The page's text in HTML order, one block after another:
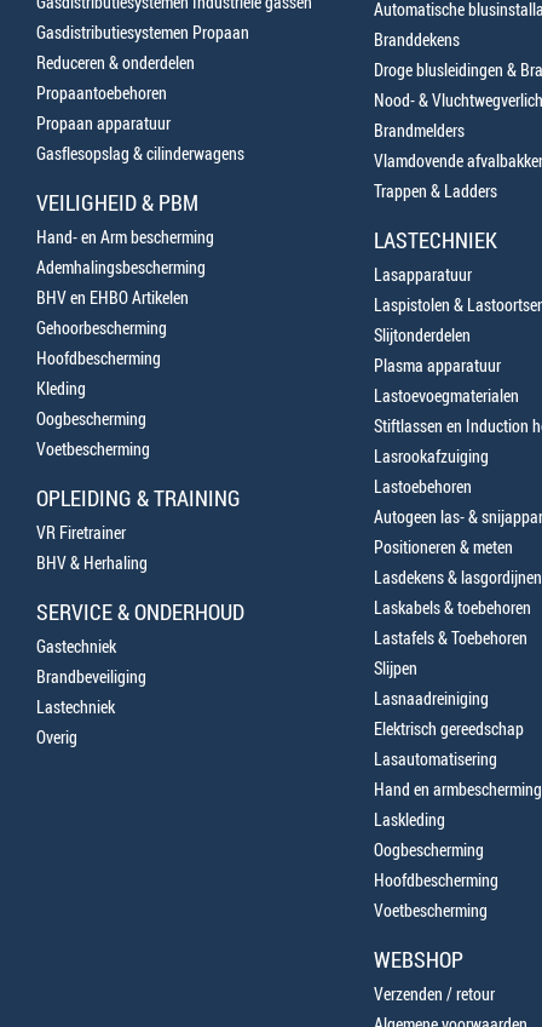
Gasdistributiesystemen Propaan
Reduceren & onderdelen
Propaantoebehoren
Propaan apparatuur
Gasflesopslag & cilinderwagens
VEILIGHEID & PBM
Hand- en Arm bescherming
Ademhalingsbescherming
BHV en EHBO Artikelen
Gehoorbescherming
Hoofdbescherming
Kleding
Oogbescherming
Voetbescherming
OPLEIDING & TRAINING
VR Firetrainer
BHV & Herhaling
SERVICE & ONDERHOUD
Gastechniek
Brandbeveiliging
Lastechniek
Overig
Automatische
Branddekens
Droge blusleidingen &
Nood- &
Brandmelders
Vlamdovende
Trappen & Ladders
LASTECHNIEK
Lasapparatuur
Laspistolen &
Slijtonderdelen
Plasma apparatuur
Lastoevoegmaterialen
Stiftlassen en Induction
Lasrookafzuiging
Lastoebehoren
Autogeen las- &
Positioneren & meten
Lasdekens & lasgordijnen
Laskabels & toebehoren
Lastafels & Toebehoren
Slijpen
Lasnaadreiniging
Elektrisch gereedschap
Lasautomatisering
Hand en armbescherming
Laskleding
Oogbescherming
Hoofdbescherming
Voetbescherming
WEBSHOP
Verzenden / retour